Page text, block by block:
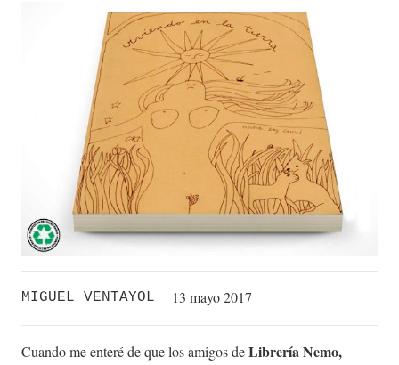
MIGUEL VENTAYOL 13 mayo 2017
Cuando me enteré de que los amigos deLibrería Nemo,